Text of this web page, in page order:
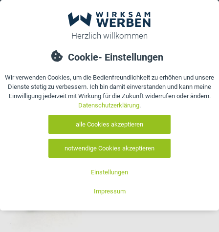
Details Bewertungen Kontakt